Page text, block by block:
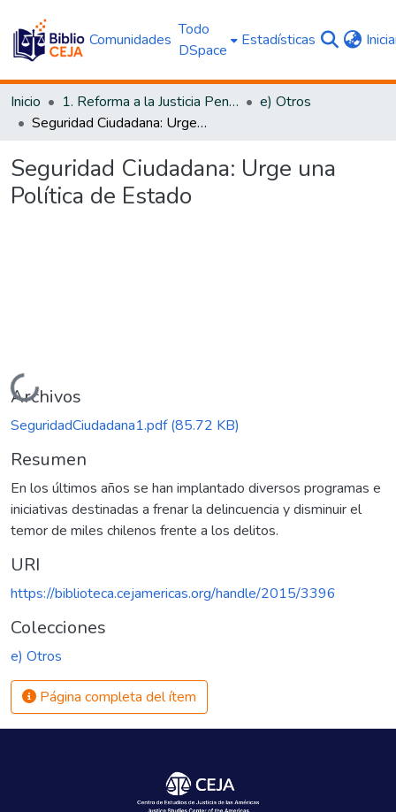
Comunidades
Todo
DSpace
Estadísticas
Inicio 1. Reforma a la Justicia Penal
e) Otros
Seguridad Ciudadana: Urge una Política de Estado
Seguridad Ciudadana: Urge una
Política de Estado
Cargando...
Archivos
SeguridadCiudadana1.pdf(85.72 KB)
Resumen
En los últimos años se han implantado diversos programas e
iniciativas destinadas a frenar la delincuencia y disminuir el
temor de miles chilenos frente a los delitos.
URI
https://biblioteca.cejamericas.org/handle/2015/3396
Colecciones
e) Otros
Página completa del ítem